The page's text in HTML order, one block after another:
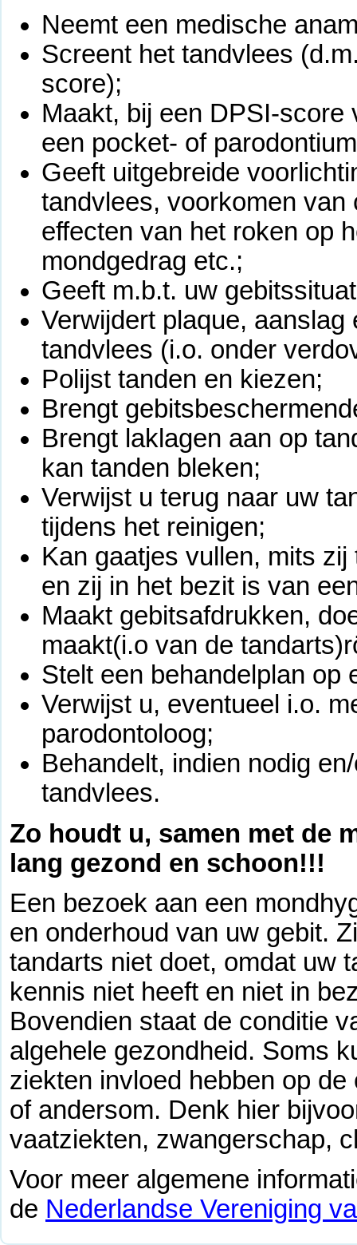
Neemt een medische
Screent het tandvlees
score);
Maakt, bij een DPSI-score
een pocket- of
Geeft uitgebreide
tandvlees, voorkomen
effecten van het roken op
mondgedrag etc.;
Geeft m.b.t. uw
Verwijdert plaque,
tandvlees (i.o. onder
Polijst tanden en kiezen;
Brengt
Brengt laklagen aan op
kan tanden bleken;
Verwijst u terug naar uw
tijdens het reinigen;
Kan gaatjes vullen, mits
en zij in het bezit is van
Maakt gebitsafdrukken,
maakt(i.o van de
Stelt een behandelplan op
Verwijst u, eventueel i.o.
parodontoloog;
Behandelt, indien nodig
tandvlees.
Zo houdt u, samen met de
lang gezond en schoon!!!
Een bezoek aan een
en onderhoud van uw gebit.
tandarts niet doet, omdat uw
kennis niet heeft en niet in
Bovendien staat de conditie
algehele gezondheid. Soms
ziekten invloed hebben op
of andersom. Denk hier
vaatziekten, zwangerschap,
Voor meer algemene
de Nederlandse Vereniging